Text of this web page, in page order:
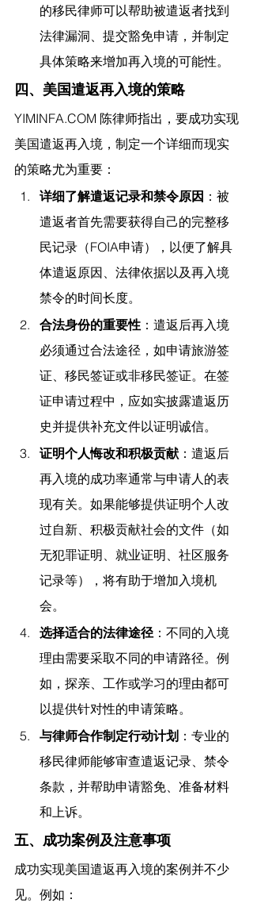
的移民律师可以帮助被遣返者找到
法律漏洞、提交豁免申请，并制定
具体策略来增加再入境的可能性。
四、美国遣返再入境的策略
YIMINFA.COM 陈律师指出， 要成功实现
美国遣返再入境，制定一个详细而现实
的策略尤为重要：
详细了解遣返记录和禁令原因 ：被
遣返者首先需要获得自己的完整移
民记录（FOIA申请），以便了解具
体遣返原因、法律依据以及再入境
禁令的时间长度。
合法身份的重要性 ：遣返后再入境
必须通过合法途径，如申请旅游签
证、移民签证或非移民签证。在签
证申请过程中，应如实披露遣返历
史并提供补充文件以证明诚信。
证明个人悔改和积极贡献 ：遣返后
再入境的成功率通常与申请人的表
现有关。如果能够提供证明个人改
过自新、积极贡献社会的文件（如
无犯罪证明、就业证明、社区服务
记录等），将有助于增加入境机
会。
选择适合的法律途径 ：不同的入境
理由需要采取不同的申请路径。例
如，探亲、工作或学习的理由都可
以提供针对性的申请策略。
与律师合作制定行动计划 ：专业的
移民律师能够审查遣返记录、禁令
条款，并帮助申请豁免、准备材料
和上诉。
五、成功案例及注意事项
成功实现美国遣返再入境的案例并不少
见。例如：